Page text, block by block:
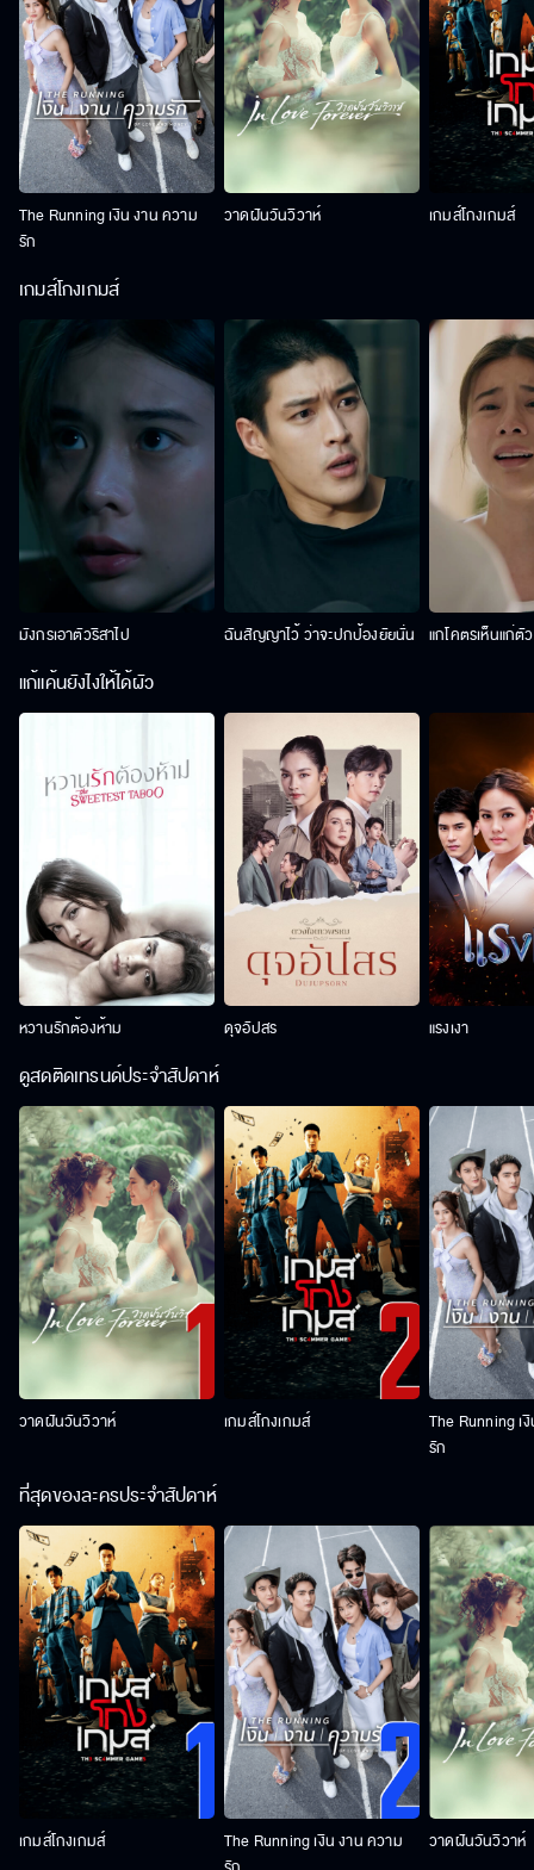
The Running เงิน งาน ความ
รัก
วาดฝันวันวิวาห์ เกมส์โกงเกมส์
เกมส์โกงเกมส์
มังกรเอาตัวริสาไป ฉันสัญญาไว้ ว่าจะปกป้องยัยนั่น แกโคตรเห็นแก่ตั
แก้แค้นยังไงให้ได้ผัว
หวานรักต้องห้าม ดุจอัปสร แรงเงา
ดูสดติดเทรนด์ประจำสัปดาห์
วาดฝันวันวิวาห์ เกมส์โกงเกมส์
The Running เ
รัก
ที่สุดของละครประจำสัปดาห์
เกมส์โกงเกมส์
The Running เงิน งาน ความ
วาดฝันวันวิวาห์